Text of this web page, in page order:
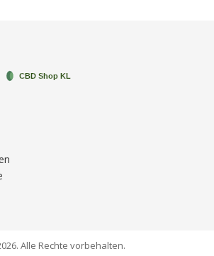
erfahren.
Alle Rechte vorbehalten.